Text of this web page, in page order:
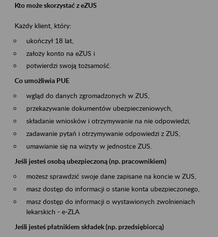
Kto może skorzystać z eZUS
Każdy klient, który:
ukończył 18 lat,
założy konto na eZUS i
potwierdzi swoją tożsamość.
Co umożliwia PUE
wgląd do danych zgromadzonych w ZUS,
przekazywanie dokumentów ubezpieczeniowych,
składanie wniosków i otrzymywanie na nie odpowiedzi,
zadawanie pytań i otrzymywanie odpowiedzi z ZUS,
umawianie się na wizyty w jednostce ZUS.
Jeśli jesteś osobą ubezpieczoną (np. pracownikiem)
możesz sprawdzić swoje dane zapisane na koncie w ZUS,
masz dostęp do informacji o stanie konta ubezpieczonego,
masz dostęp do informacji o wystawionych zwolnieniach
lekarskich - e-ZLA
Jeśli jesteś płatnikiem składek (np. przedsiębiorcą)